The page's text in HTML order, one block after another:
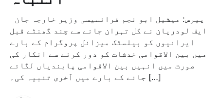
ایف لودریان نے کل تہران جانے سے چند گھنٹے قبل
ایرانیوں کو بیلسٹک میزائل پروگرام کے بارے
میں بین الاقوامی خدشات کو دور کرنے سے انکار کی
صورت میں انہیں بین الاقوامی پابندیاں لگائے
جانے کے بارے میں آخری تنبیہ کی۔ […]